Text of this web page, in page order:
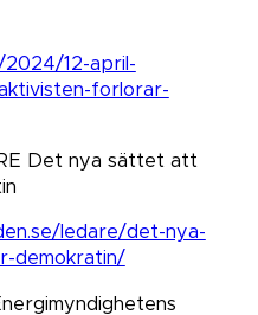
12-april-
forlorar-
Det nya sättet att
ledare/det-nya-
demokratin/